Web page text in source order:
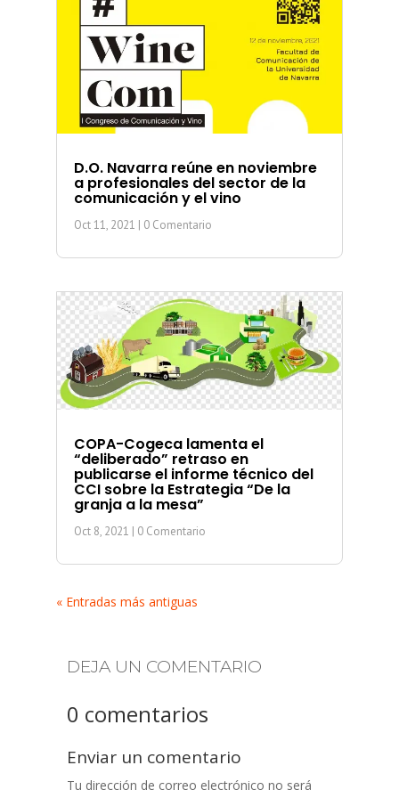
D.O. Navarra reúne en noviembre
a profesionales del sector de la
comunicación y el vino
Oct 11, 2021 | 0 Comentario
COPA-Cogeca lamenta el
“deliberado” retraso en
publicarse el informe técnico del
CCI sobre la Estrategia “De la
granja a la mesa”
Oct 8, 2021 | 0 Comentario
« Entradas más antiguas
DEJA UN COMENTARIO
0 comentarios
Enviar un comentario
Tu dirección de correo electrónico no será